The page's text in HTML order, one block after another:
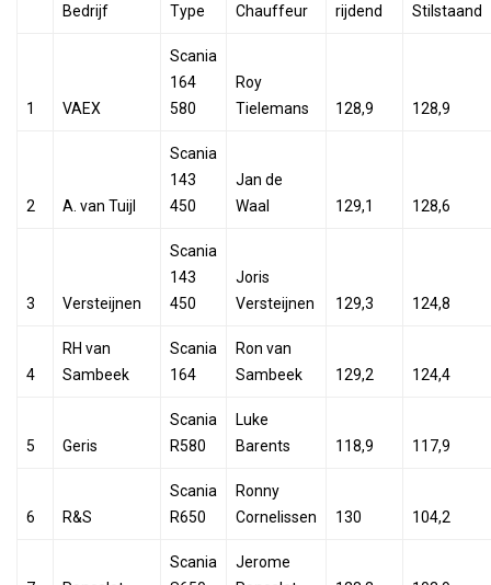
Bedrijf
Type
Chauffeur
rijdend
Stilstaand
1 VAEX
Scania
164
580
Roy
Tielemans
128,9 128,9
2 A. van Tuijl
Scania
143
450
Jan de
Waal
129,1 128,6
3 Versteijnen
Scania
143
450
Joris
Versteijnen
129,3 124,8
4
RH van
Sambeek
Scania
164
Ron van
Sambeek
129,2 124,4
5 Geris
Scania
R580
Luke
Barents
118,9 117,9
6 R&S
Scania
R650
Ronny
Cornelissen
130 104,2
Scania
Jerome